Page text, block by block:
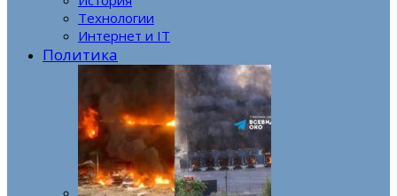
Технологии
Интернет и IT
Политика